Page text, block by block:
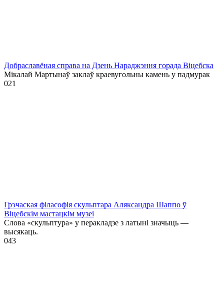
Добраславёная справа на Дзень Нараджэння горада Віцебска
Мікалай Мартынаў заклаў краевугольны камень у падмурак
021
Грэчаская філасофія скульптара Аляксандра Шаппо ў
Віцебскім мастацкім музеі
Слова «скульптура» у перакладзе з латыні значыць —
высякаць.
043